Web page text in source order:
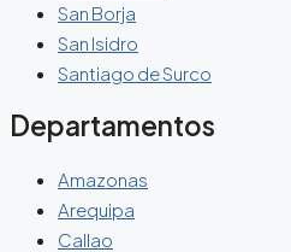
San Borja
San Isidro
Santiago de Surco
Departamentos
Amazonas
Arequipa
Callao